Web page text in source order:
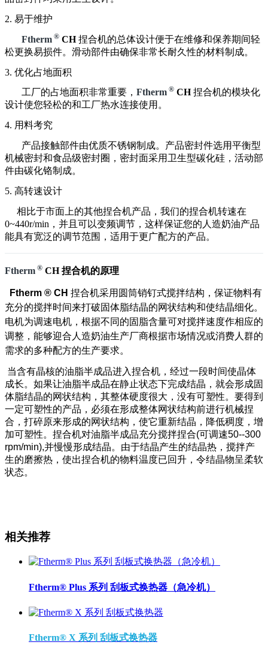
2. 易于维护
Ftherm ® CH捏合机的总体设计便于在维修和保养期间轻
松更换易损件。滑动部件由确保非常长耐久性的材料制成。
3. 优化占地面积
工厂的占地面积非常重要， Ftherm ® CH捏合机的模块化
设计使您轻松的和工厂热水连接使用。
4. 用料考究
产品接触部件由优质不锈钢制成。产品密封件选用平衡型
机械密封和食品级密封圈，密封面采用卫生型碳化硅，活动部
件由碳化铬制成。
5. 高转速设计
相比于市面上的其他捏合机产品，我们的捏合机转速在
0~440r/min，并且可以变频调节，这样保证您的人造奶油产品
能具有宽泛的调节范围，适用于更广配方的产品。
Ftherm ® CH 捏合机的原理
Ftherm ® CH 捏合机采用圆筒销钉式搅拌结构，保证物料有
充分的搅拌时间来打破固体脂结晶的网状结构和使结晶细化。
电机为调速电机，根据不同的固脂含量可对搅拌速度作相应的
调整，能够迎合人造奶油生产厂商根据市场情况或消费人群的
需求的多种配方的生产要求。
当含有晶核的油脂半成品进入捏合机，经过一段时间使晶体
成长。如果让油脂半成品在静止状态下完成结晶，就会形成固
体脂结晶的网状结构，其整体硬度很大，没有可塑性。要得到
一定可塑性的产品，必须在形成整体网状结构前进行机械捏
合，打碎原来形成的网状结构，使它重新结晶，降低稠度，增
加可塑性。捏合机对油脂半成品充分搅拌捏合(可调速50--300
rpm/min),并慢慢形成结晶。由于结晶产生的结晶热，搅拌产
生的磨擦热，使出捏合机的物料温度已回升，令结晶物呈柔软
状态。
相关推荐
Ftherm® Plus 系列 刮板式换热器（急冷机）
Ftherm® X 系列 刮板式换热器